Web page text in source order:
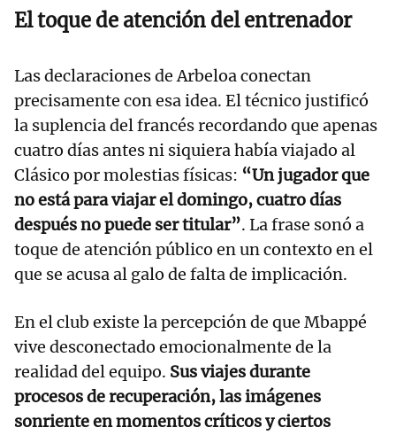
El toque de atención del entrenador
Las declaraciones de Arbeloa conectan
precisamente con esa idea. El técnico justificó
la suplencia del francés recordando que apenas
cuatro días antes ni siquiera había viajado al
Clásico por molestias físicas: “Un jugador que
no está para viajar el domingo, cuatro días
después no puede ser titular”. La frase sonó a
toque de atención público en un contexto en el
que se acusa al galo de falta de implicación.
En el club existe la percepción de que Mbappé
vive desconectado emocionalmente de la
realidad del equipo. Sus viajes durante
procesos de recuperación, las imágenes
sonriente en momentos críticos y ciertos